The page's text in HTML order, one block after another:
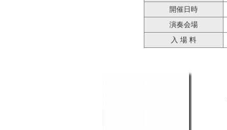
開催日時
演奏会場
入 場 料